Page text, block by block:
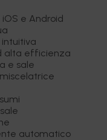
e Android
alta efficienza
e sale
automatico